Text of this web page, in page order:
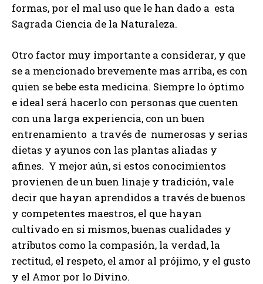
formas, por el mal uso que le han dado a esta
Sagrada Ciencia de la Naturaleza.
Otro factor muy importante a considerar, y que
se a mencionado brevemente mas arriba, es con
quien se bebe esta medicina. Siempre lo óptimo
e ideal será hacerlo con personas que cuenten
con una larga experiencia, con un buen
entrenamiento a través de numerosas y serias
dietas y ayunos con las plantas aliadas y
afines. Y mejor aún, si estos conocimientos
provienen de un buen linaje y tradición, vale
decir que hayan aprendidos a través de buenos
y competentes maestros, el que hayan
cultivado en si mismos, buenas cualidades y
atributos como la compasión, la verdad, la
rectitud, el respeto, el amor al prójimo, y el gusto
y el Amor por lo Divino.